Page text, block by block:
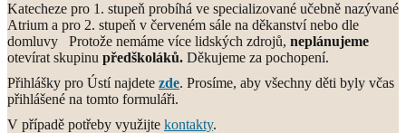
Katecheze pro 1. stupeň probíhá ve specializované učebně nazývané
Atrium a pro 2. stupeň v červeném sále na děkanství nebo dle
domluvy Protože nemáme více lidských zdrojů, neplánujeme
otevírat skupinu předškoláků. Děkujeme za pochopení.
Přihlášky pro Ústí najdete zde. Prosíme, aby všechny děti byly včas
přihlášené na tomto formuláři.
V případě potřeby využijte kontakty.